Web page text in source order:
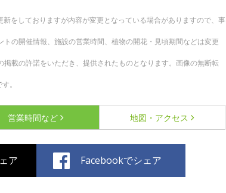
をしておりますが内容が変更となっている場合がありますので、事
の開催情報、施設の営業時間、植物の開花・見頃期間などは変更
載の許諾をいただき、提供されたものとなります。画像の無断転
。
営業時間など 地図・アクセス
ア Facebookでシェア